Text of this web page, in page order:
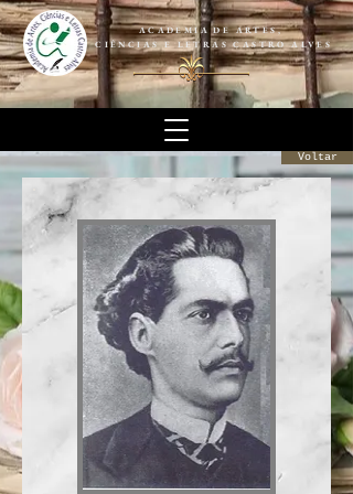
ACADEMIA DE ARTES,
CIÊNCIAS E LETRAS CASTRO ALVES
Voltar